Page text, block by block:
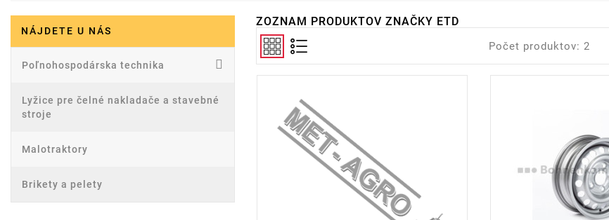
NÁJDETE U NÁS
Poľnohospodárska technika
Lyžice pre čelné nakladače a stavebné
stroje
Malotraktory
Brikety a pelety
ZOZNAM PRODUKTOV ZNAČKY ETD
Počet produktov: 2